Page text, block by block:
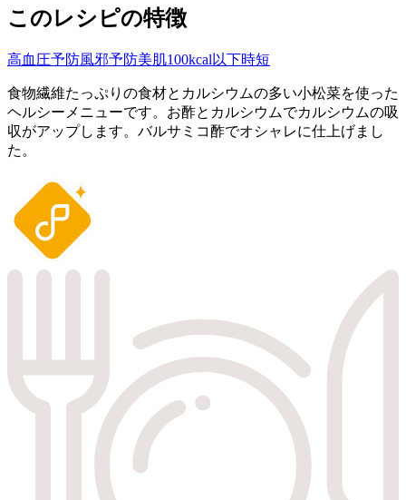
このレシピの特徴
高血圧予防風邪予防美肌100kcal以下時短
食物繊維たっぷりの食材とカルシウムの多い小松菜を使った
ヘルシーメニューです。お酢とカルシウムでカルシウムの吸
収がアップします。バルサミコ酢でオシャレに仕上げまし
た。